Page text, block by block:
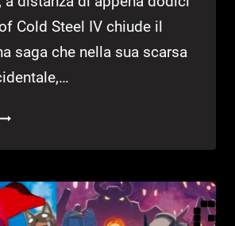
Cold Steel IV chiude il
saga che nella sua scarsa
TLOH: